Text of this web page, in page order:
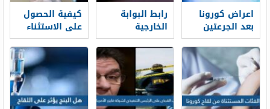
اعراض كورونا
بعد الجرعتين
رابط البوابة
الخارجية
للتطعيمات
eservices.moh
كيفية الحصول
على الاستثناء
من لقاح كورونا
في السعودية
2022